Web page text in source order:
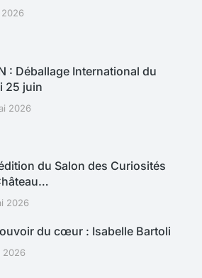
2026
: Déballage International du
25 juin
2026
du Salon des Curiosités
2026
du cœur : Isabelle Bartoli
2026